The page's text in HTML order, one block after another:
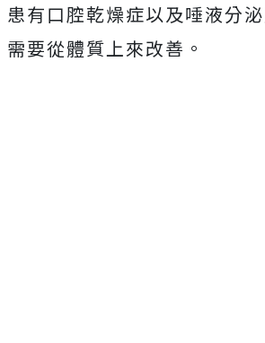
患有口腔乾燥症以及唾液分
需要從體質上來改善。